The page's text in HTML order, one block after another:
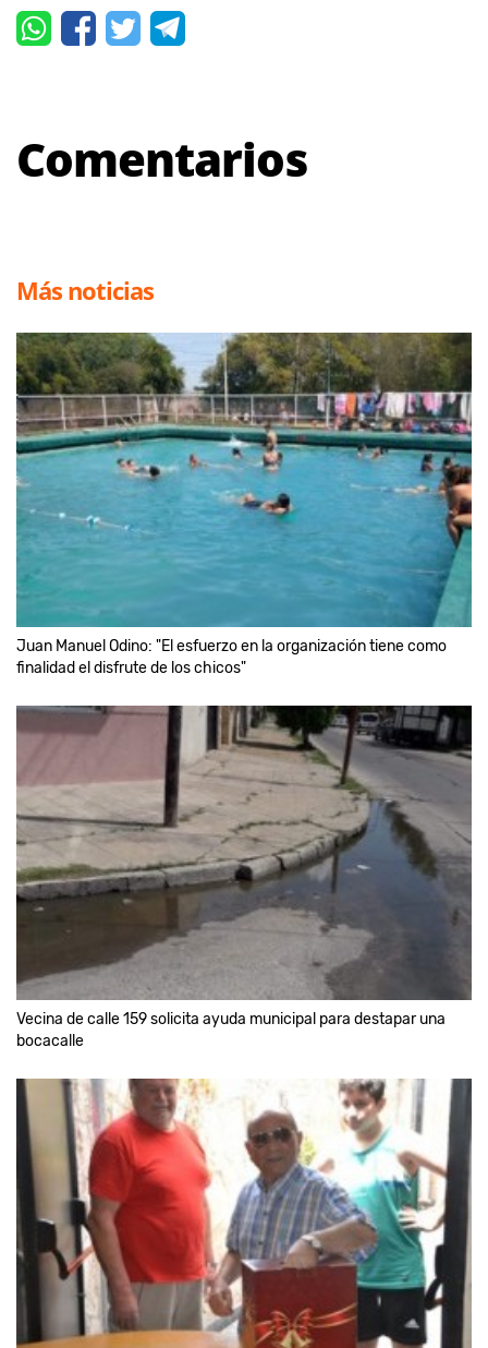
Comentarios
Más noticias
Juan Manuel Odino: "El esfuerzo en la organización tiene como
finalidad el disfrute de los chicos"
Vecina de calle 159 solicita ayuda municipal para destapar una
bocacalle